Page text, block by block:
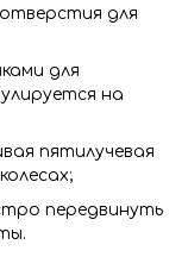
для
для
на
пятилучевая
передвинуть